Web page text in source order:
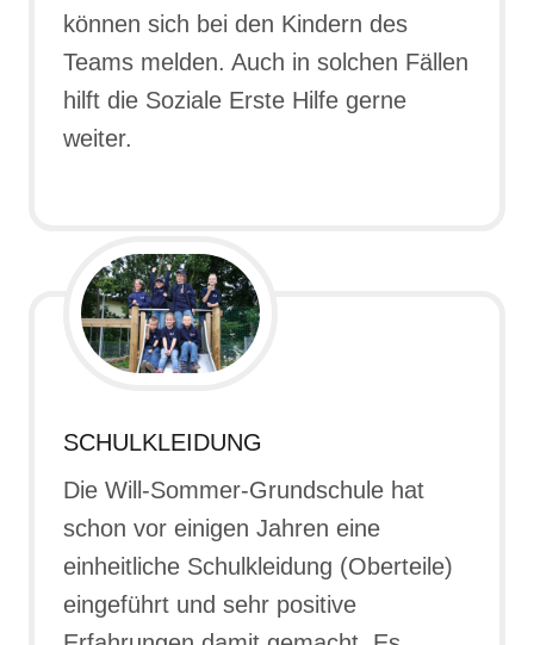
können sich bei den Kindern des
Teams melden. Auch in solchen Fällen
hilft die Soziale Erste Hilfe gerne
weiter.
SCHULKLEIDUNG
Die Will-Sommer-Grundschule hat
schon vor einigen Jahren eine
einheitliche Schulkleidung (Oberteile)
eingeführt und sehr positive